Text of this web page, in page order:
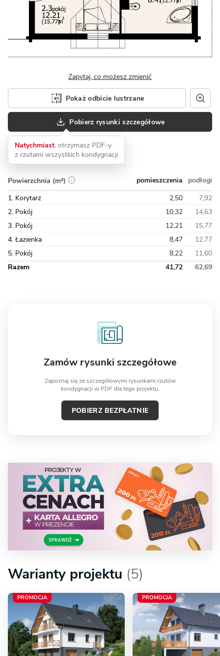
Zapytaj, co możesz zmienić
Pokaż odbicie lustrzane
Pobierz rysunki szczegółowe
Natychmiast, otrzymasz PDF-y
z rzutami wszystkich kondygnacji
Powierzchnia (m²) pomieszczenia
podłogi
1. Korytarz
2,50
7,92
2. Pokój
10,32
14,63
3. Pokój
12,21
15,77
4. Łazienka
8,47
12,77
5. Pokój
8,22
11,60
Razem
41,72 62,69
Zamów rysunki szczegółowe
Zapoznaj się ze szczegółowymi rysunkami rzutów
kondygnacji w PDF dla tego projektu.
POBIERZ BEZPŁATNIE
Warianty projektu (5)
PROMOCJA PROMOCJA